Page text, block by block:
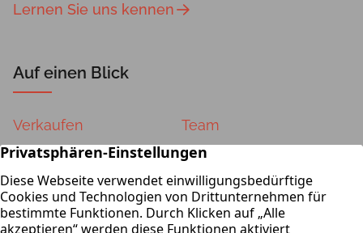
Lernen Sie uns kennen
Auf einen Blick
Verkaufen
Wertermittlung
Team
Impressum